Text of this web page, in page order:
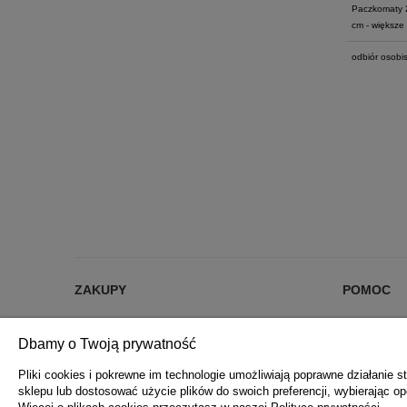
Paczkomaty
cm - większe
odbiór
ZAKUPY
DARMOWA DOSTAWA OD 200 zł
FORMY PŁATNOŚCI
REKLAMACJE I ZWROTY
POMOC
POLITYKA
Dbamy o Twoją prywatność
Pliki cookies i pokrewne im technologie umożliwiają poprawne
sklepu lub dostosować użycie plików do swoich preferencji, wybierając